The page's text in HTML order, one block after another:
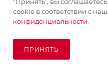
ПОДПИСАТЬСЯ НА
cookie в соответствии с
конфиденциальности.
ПРИНЯТЬ